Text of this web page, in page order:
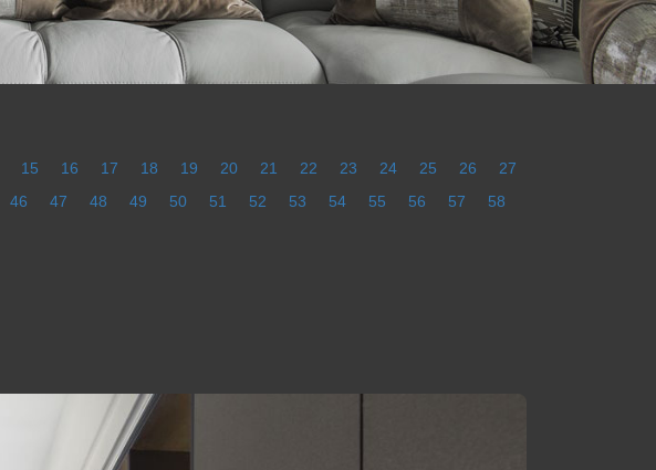
15 16 17 18 19 20 21 22 23 24 25 26
27
46 47 48 49 50 51 52 53 54 55 56 57
58